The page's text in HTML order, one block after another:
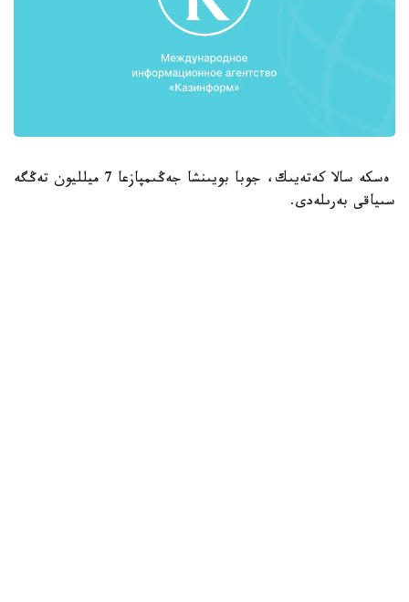
ەسكە سالا كەتەيىك، جوبا بويىنشا جەڭىمپازعا 7 ميلليون تەڭگە
سىياقى بەرىلەدى.